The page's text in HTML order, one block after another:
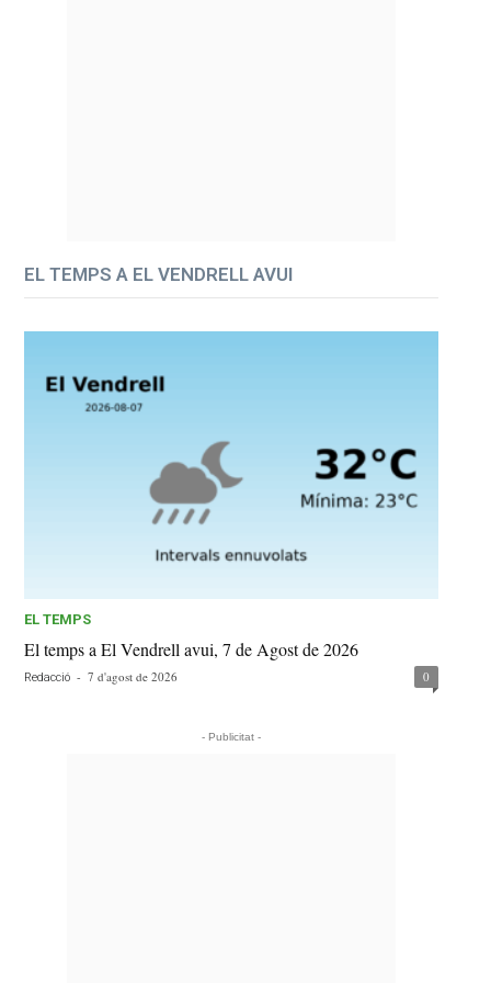
EL TEMPS A EL VENDRELL AVUI
EL TEMPS
El temps a El Vendrell avui, 7 de Agost de 2026
Redacció - 7 d'agost de 2026 0
- Publicitat -